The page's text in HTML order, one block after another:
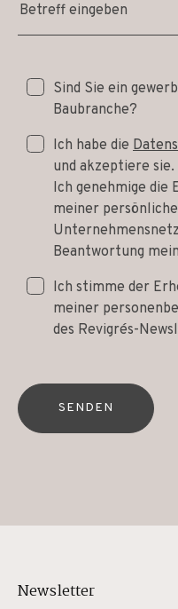
Betreff eingeben
Sind Sie ein
Baubranche?
Ich habe die
und akzeptiere sie.
Ich genehmige die
meiner
Beantwortung
Ich stimme der
meiner
des Revigrés-
SENDEN
Newsletter